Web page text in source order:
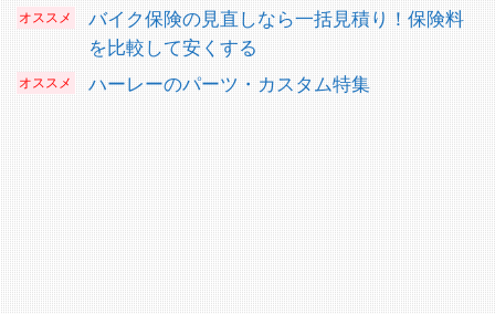
バイク保険の見直しなら一括見積り！保険料
を比較して安くする
ハーレーのパーツ・カスタム特集